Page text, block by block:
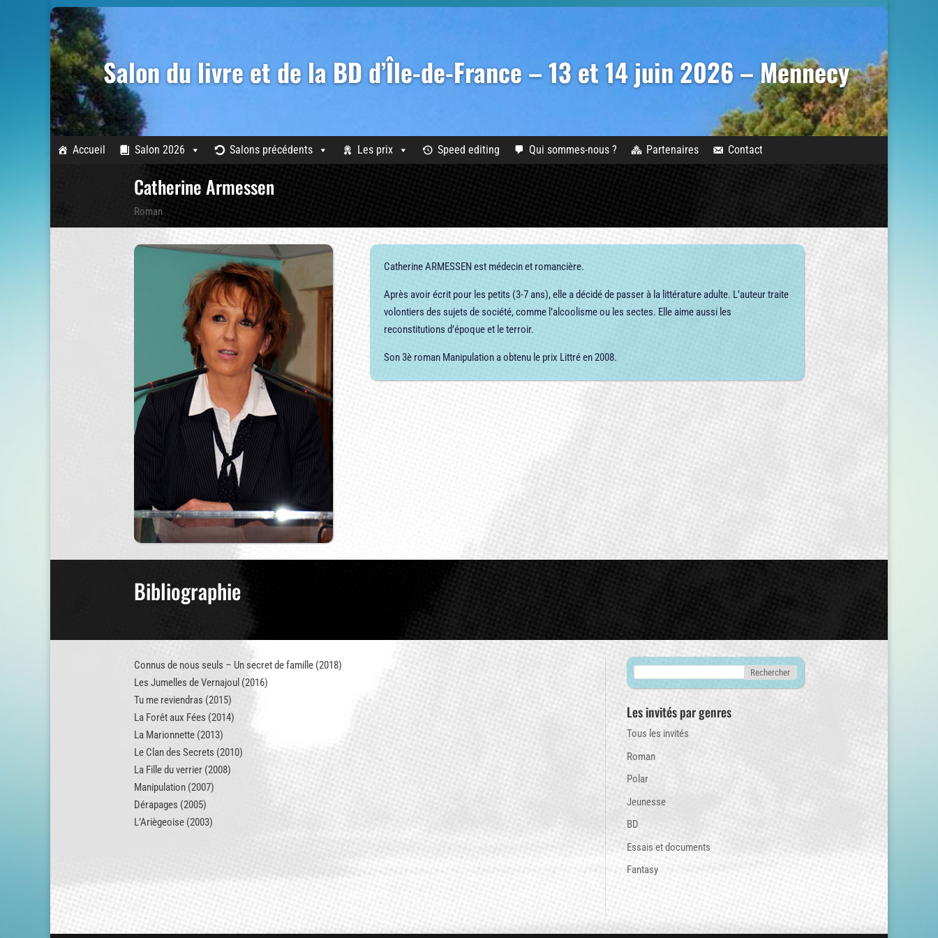
Salon du livre et de la BD d’Île-de-France – 13 et 14 juin 2026 – Mennecy
Accueil Salon 2026 Salons précédents Les prix Speed editing Qui sommes-nous ? Partenaires Contact
Catherine Armessen
Roman
Catherine ARMESSEN est médecin et romancière.
Après avoir écrit pour les petits (3-7 ans), elle a décidé de passer à la littérature adulte. L’auteur traite
volontiers des sujets de société, comme l’alcoolisme ou les sectes. Elle aime aussi les
reconstitutions d’époque et le terroir.
Son 3è roman Manipulation a obtenu le prix Littré en 2008.
Bibliographie
Connus de nous seuls – Un secret de famille (2018)
Les Jumelles de Vernajoul (2016)
Tu me reviendras (2015)
La Forêt aux Fées (2014)
La Marionnette (2013)
Le Clan des Secrets (2010)
La Fille du verrier (2008)
Manipulation (2007)
Dérapages (2005)
L’Ariègeoise (2003)
Les invités par genres
Tous les invités
Roman
Polar
Jeunesse
BD
Essais et documents
Fantasy